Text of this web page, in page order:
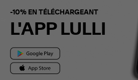
-10% EN TÉLÉCHARGEANT
L'APP LULLI